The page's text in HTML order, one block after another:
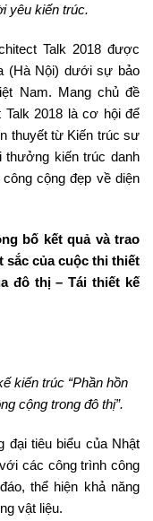
yêu kiến trúc.
Talk 2018 được
(Hà Nội) dưới sự bảo
Nam. Mang chủ đề
Talk 2018 là cơ hội để
thuyết từ Kiến trúc sư
thưởng kiến trúc danh
cộng đẹp về diện
bố kết quả và trao
sắc của cuộc thi thiết
đô thị – Tái thiết kế
kiến trúc “Phần hồn
cộng trong đô thị”.
đại tiêu biểu của Nhật
các công trình công
thể hiện khả năng
vật liệu.